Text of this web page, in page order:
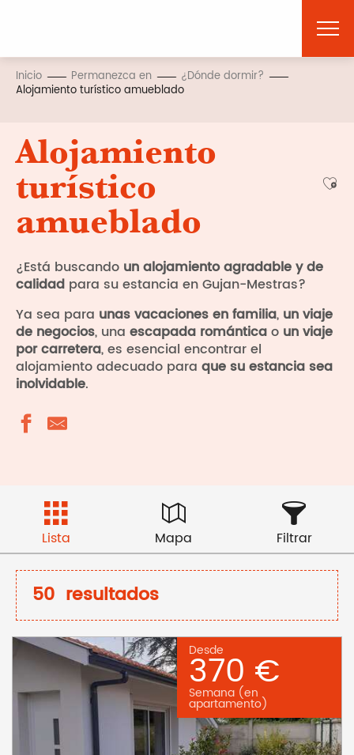
principal
Inicio Permanezca en
¿Dónde dormir?
Alojamiento turístico amueblado
Alojamiento
turístico
amueblado
¿Está buscando un alojamiento agradable y de
calidad para su estancia en Gujan-Mestras?
Ya sea para unas vacaciones en familia, un viaje
de negocios, una escapada románticao un viaje
por carretera, es esencial encontrar el
alojamiento adecuado para que su estancia sea
inolvidable.
Lista Mapa Filtrar
50 resultados
Desde
370 €
Semana (en
apartamento)